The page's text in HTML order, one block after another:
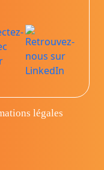
légales